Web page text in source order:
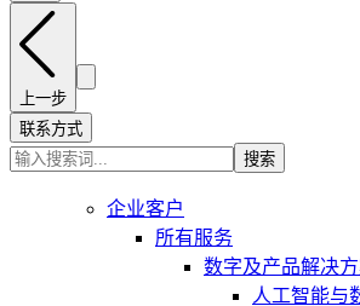
上一步
联系方式
搜索
企业客户
所有服务
数字及产品解决
人工智能与